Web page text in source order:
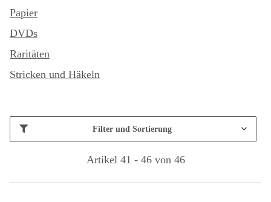
Papier
DVDs
Raritäten
Stricken und Häkeln
Filter und Sortierung
Artikel 41 - 46 von 46